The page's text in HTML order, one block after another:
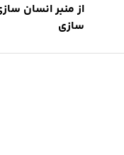
از منبر انسان
سازی